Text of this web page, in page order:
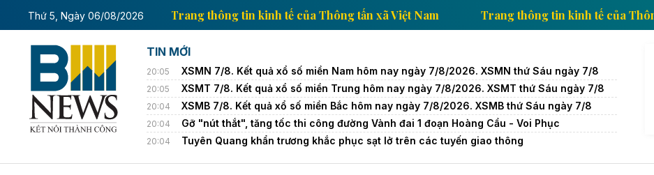
Thứ 5, Ngày 06/08/2026
kinh tế của Thông tấn xã Việt Nam Trang thông tin kinh tế của Thông tấn xã Việt Nam Trang thông tin kinh
TIN MỚI
20:05 XSMN 7/8. Kết quả xổ số miền Nam hôm nay ngày 7/8/2026. XSMN thứ Sáu ngày 7/8
20:05 XSMT 7/8. Kết quả xổ số miền Trung hôm nay ngày 7/8/2026. XSMT thứ Sáu ngày 7/8
20:04 XSMB 7/8. Kết quả xổ số miền Bắc hôm nay ngày 7/8/2026. XSMB thứ Sáu ngày 7/8
20:04 Gỡ "nút thắt", tăng tốc thi công đường Vành đai 1 đoạn Hoàng Cầu - Voi Phục
20:04 Tuyên Quang khẩn trương khắc phục sạt lở trên các tuyến giao thông